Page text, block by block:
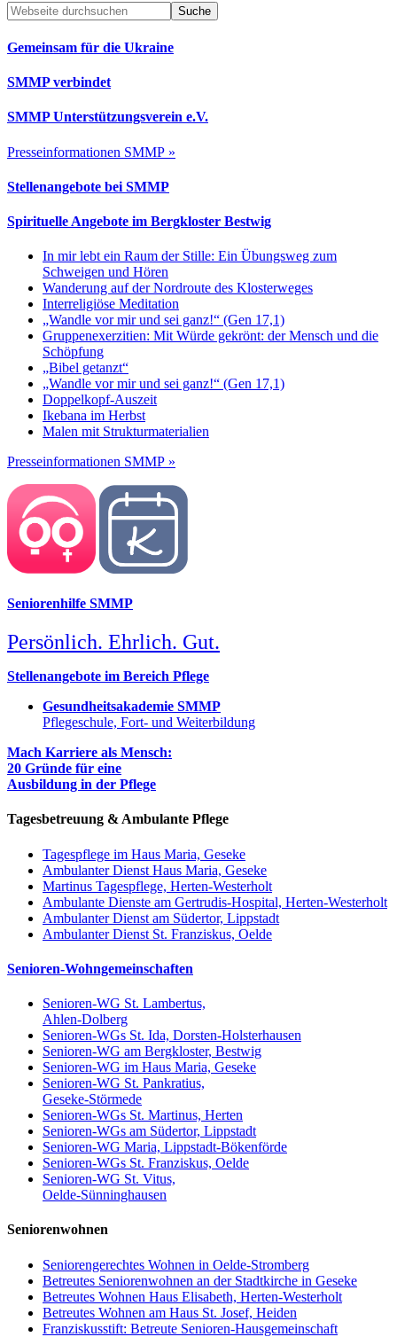
Footer
Webseite
durchsuchen
Gemeinsam für die Ukraine
SMMP verbindet
SMMP Unterstützungsverein e.V.
Presseinformationen SMMP »
Stellenangebote bei SMMP
Spirituelle Angebote im Bergkloster Bestwig
In mir lebt ein Raum der Stille: Ein Übungsweg zum
Schweigen und Hören
Wanderung auf der Nordroute des Klosterweges
Interreligiöse Meditation
„Wandle vor mir und sei ganz!“ (Gen 17,1)
Gruppenexerzitien: Mit Würde gekrönt: der Mensch und die
Schöpfung
„Bibel getanzt“
„Wandle vor mir und sei ganz!“ (Gen 17,1)
Doppelkopf-Auszeit
Ikebana im Herbst
Malen mit Strukturmaterialien
Presseinformationen SMMP »
Seniorenhilfe SMMP
Persönlich. Ehrlich. Gut.
Stellenangebote im Bereich Pflege
Gesundheitsakademie SMMP
Pflegeschule, Fort- und Weiterbildung
Mach Karriere als Mensch:
20 Gründe für eine
Ausbildung in der Pflege
Tagesbetreuung & Ambulante Pflege
Tagespflege im Haus Maria, Geseke
Ambulanter Dienst Haus Maria, Geseke
Martinus Tagespflege, Herten-Westerholt
Ambulante Dienste am Gertrudis-Hospital, Herten-Westerholt
Ambulanter Dienst am Südertor, Lippstadt
Ambulanter Dienst St. Franziskus, Oelde
Senioren-Wohngemeinschaften
Senioren-WG St. Lambertus,
Ahlen-Dolberg
Senioren-WGs St. Ida, Dorsten-Holsterhausen
Senioren-WG am Bergkloster, Bestwig
Senioren-WG im Haus Maria, Geseke
Senioren-WG St. Pankratius,
Geseke-Störmede
Senioren-WGs St. Martinus, Herten
Senioren-WGs am Südertor, Lippstadt
Senioren-WG Maria, Lippstadt-Bökenförde
Senioren-WGs St. Franziskus, Oelde
Senioren-WG St. Vitus,
Oelde-Sünninghausen
Seniorenwohnen
Seniorengerechtes Wohnen in Oelde-Stromberg
Betreutes Seniorenwohnen an der Stadtkirche in Geseke
Betreutes Wohnen Haus Elisabeth, Herten-Westerholt
Betreutes Wohnen am Haus St. Josef, Heiden
Franziskusstift: Betreute Senioren-Hausgemeinschaft